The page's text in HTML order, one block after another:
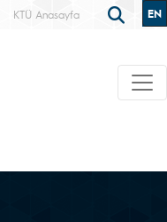
KTÜ Anasayfa EN